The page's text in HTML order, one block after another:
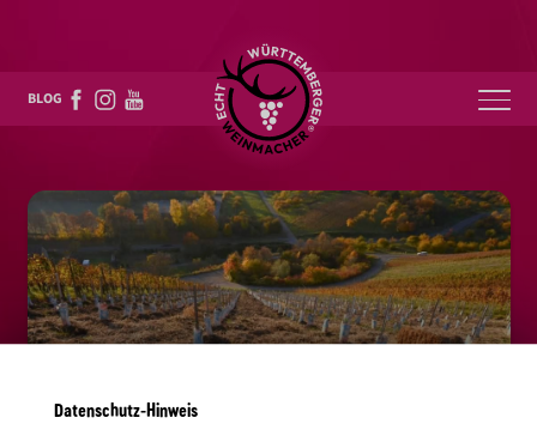
BLOG
Datenschutz-Hinweis
Über uns
Weine & mehr
Mediathek
Karriere